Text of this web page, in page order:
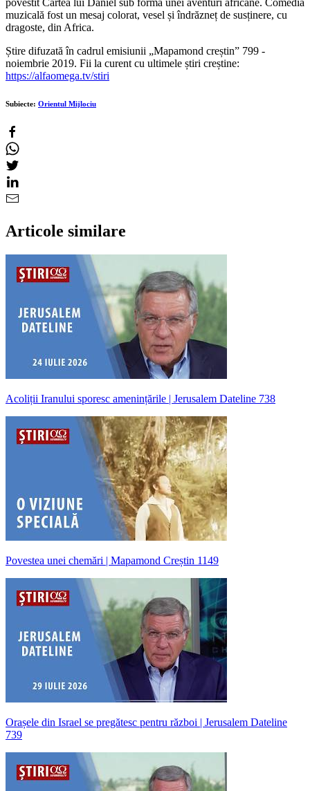
muzicală fost un mesaj colorat, vesel și îndrăzneț de susținere, cu
dragoste, din Africa.
Știre difuzată în cadrul emisiunii „Mapamond creștin” 799 -
noiembrie 2019. Fii la curent cu ultimele știri creștine:
https://alfaomega.tv/stiri
Subiecte: Orientul Mijlociu
Articole similare
Acoliții Iranului sporesc amenințările | Jerusalem Dateline 738
Povestea unei chemări | Mapamond Creștin 1149
Orașele din Israel se pregătesc pentru război | Jerusalem Dateline
739